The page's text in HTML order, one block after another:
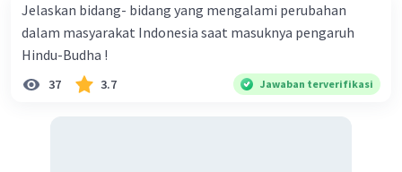
Jelaskan bidang- bidang yang mengalami perubahan
dalam masyarakat Indonesia saat masuknya pengaruh
Hindu-Budha !
37 3.7 Jawaban terverifikasi